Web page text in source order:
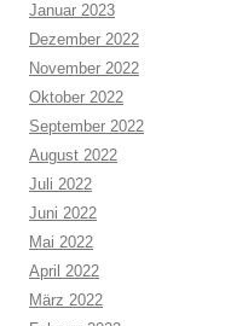
Januar 2023
Dezember 2022
November 2022
Oktober 2022
September 2022
August 2022
Juli 2022
Juni 2022
Mai 2022
April 2022
März 2022